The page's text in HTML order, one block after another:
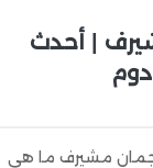
| أحدث
دوم
مشيرف ما هي